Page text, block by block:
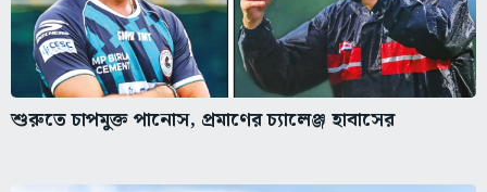
শুরুতে চাপমুক্ত পানোস, প্রমাণের চ্যালেঞ্জ হাবাসের